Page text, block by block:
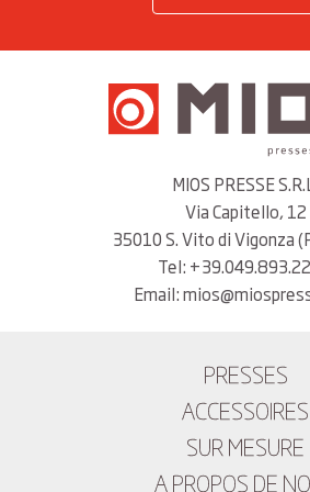
MIOS PRESSE
Via Capitello, 12
35010 S. Vito di Vigonza
Tel:
Email:
PRESSES
ACCESSOIRES
SUR MESURE
A PROPOS DE